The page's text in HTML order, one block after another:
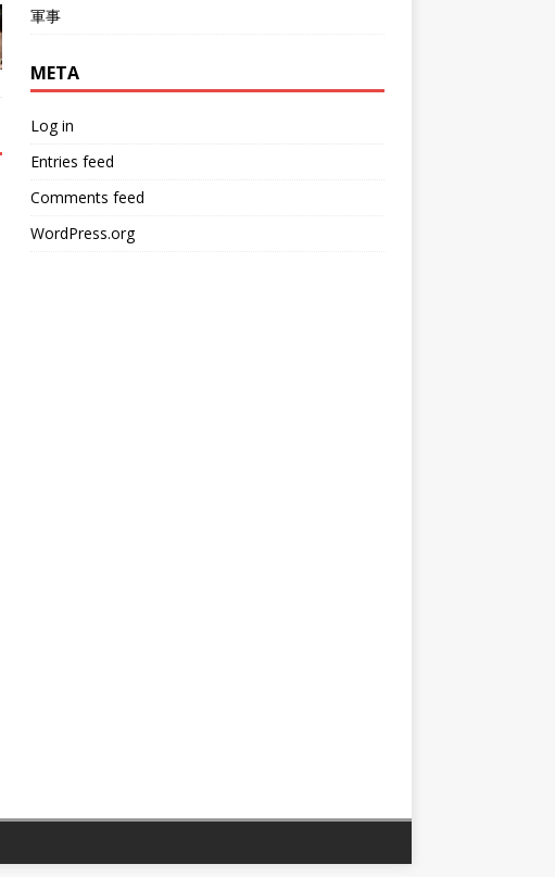
軍事
META
Log in
Entries feed
Comments feed
WordPress.org